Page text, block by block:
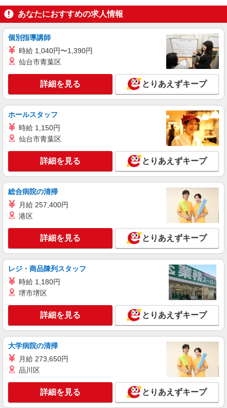
パナソニック エイジフリーハウス相模大野 看護小規模多機能
介護職／サービス付き高齢者向け住宅／正社員
月給26万3510円〜26万9670円 ※経験・能力・
資格等による 介護福祉士 月給 26万3510円 社会福
祉士 月給 26万9670円 ※一律処遇改善加算含む ※
夜勤手当6000円/4回を含む 〇資格手当 〇職種手当
〇業務手当 〇首都圏手当 〇時間外勤務手当 〇夜
勤手当 〇深夜勤務手当 〇休日勤務手当 〇年末年
始勤務手当
パナソニック エイジフリーハウス相模大野 神
奈川県相模原市南区相模大野5丁目29番6号
キープ 詳細を見る
パート
パナソニック エイジフリーハウス相模大野 看護小規模多機能
サ高住小規模多機能／介護職／遅出のみ
時給1,282円〜1,346円 ※経験・能力・資格等
による 社会福祉士・介護福祉士 時給1,346円 その
他資格 時給1,282円 ※一律処遇改善加算含む 〇時
間外勤務手当 〇土日祝勤務手当 〇夜勤手当 〇深
夜勤務手当 〇年末年始勤務手当 〇早朝7:00〜
8:00/夜間18:00〜20:00は時給25％UP
パナソニック エイジフリーハウス相模大野 神
奈川県相模原市南区相模大野5丁目29番6号
キープ 詳細を見る
パナソニック エイジフリーハウス相模大野 看護小規模多機能
介護職／サ高住／小規模多機能事業所／夜勤専
従／パート
時給1,371円〜1,549円 ※経験・能力・資格等
による 社会福祉士・介護福祉士 時給1,549円 その
他資格 時給1,371円 ※一律処遇改善加算含む 〇時
間外勤務手当 〇土日祝勤務手当 〇夜勤手当 〇深
夜勤務手当 〇年末年始勤務手当 〇早朝7:00〜
8:00/夜間18:00〜20:00は時給25％UP
パナソニック エイジフリーハウス相模大野 神
奈川県相模原市南区相模大野5丁目29番6号
キープ 詳細を見る
パート
パナソニック エイジフリーハウス相模大野 看護小規模多機能
サ高住小規模多機能／介護職／日勤のみ
時給1,282円〜1,346円 ※経験・能力・資格等
による 社会福祉士・介護福祉士 時給1,346円 その
あなたにおすすめの求人情報
個別指導講師
時給 1,040円〜1,390円
仙台市青葉区
詳細を見る とりあえずキープ
ホールスタッフ
時給 1,150円
仙台市青葉区
詳細を見る とりあえずキープ
総合病院の清掃
月給 257,400円
港区
詳細を見る とりあえずキープ
レジ・商品陳列スタッフ
時給 1,180円
堺市堺区
詳細を見る とりあえずキープ
大学病院の清掃
月給 273,650円
品川区
詳細を見る とりあえずキープ